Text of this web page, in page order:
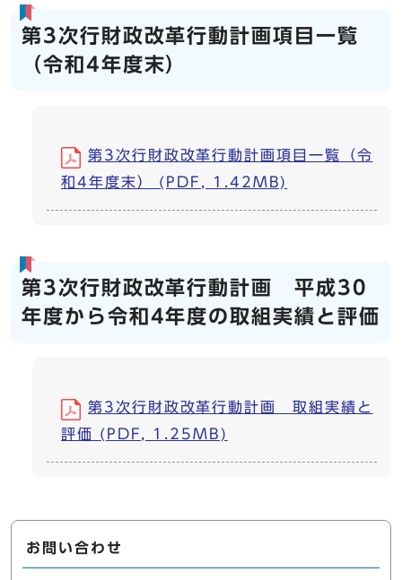
第3次行財政改革行動計画項目一覧
（令和4年度末）
第3次行財政改革行動計画項目一覧（令
和4年度末） (PDF, 1.42MB)
第3次行財政改革行動計画 平成30
年度から令和4年度の取組実績と評価
第3次行財政改革行動計画 取組実績と
評価 (PDF, 1.25MB)
お問い合わせ